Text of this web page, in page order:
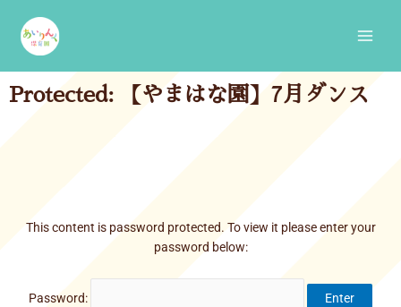
content
Protected: 【やまはな園】7月ダンス
This content is password protected. To view it please enter your
password below:
Password: